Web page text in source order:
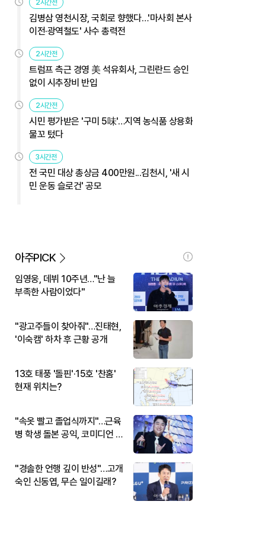
2시간전
김병삼 영천시장, 국회로 향했다…'마사회 본사
이전·광역철도' 사수 총력전
2시간전
트럼프 측근 경영 美 석유회사, 그린란드 승인
없이 시추장비 반입
2시간전
시민 평가받은 '구미 5味'…지역 농식품 상용화
물꼬 텄다
3시간전
전 국민 대상 총상금 400만원...김천시, '새 시
민 운동 슬로건' 공모
아주PICK
임영웅, 데뷔 10주년…"난 늘
부족한 사람이었다"
"광고주들이 찾아줘"…진태현,
'이숙캠' 하차 후 근황 공개
13호 태풍 '돌핀'·15호 '찬홈'
현재 위치는?
"속옷 빨고 졸업식까지"…근육
병 학생 돌본 공익, 코미디언 김
"경솔한 언행 깊이 반성"…고개
숙인 신동엽, 무슨 일이길래?